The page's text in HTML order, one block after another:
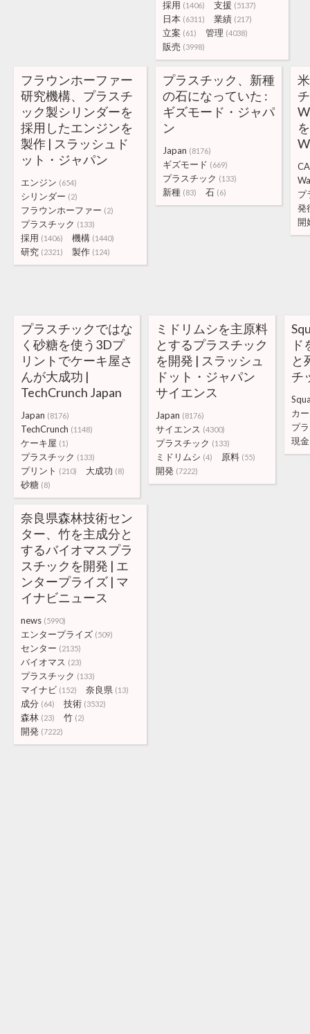
採用 (1406) 支援 (5137)
日本 (6311) 業績 (217)
立案 (61) 管理 (4038)
販売 (3998)
フラウンホーファー
研究機構、プラスチ
ック製シリンダーを
採用したエンジンを
製作 | スラッシュド
ット・ジャパン
エンジン (654)
シリンダー (2)
フラウンホーファー (2)
プラスチック (133)
採用 (1406) 機構 (1440)
研究 (2321) 製作 (124)
プラスチック、新種
の石になっていた :
ギズモード・ジャパ
ン
Japan (8176)
ギズモード (669)
プラスチック (133)
新種 (83) 石 (6)
プ
発
開
プラスチックではな
く砂糖を使う3Dプ
リントでケーキ屋さ
んが大成功 |
TechCrunch Japan
Japan (8176)
TechCrunch (1148)
ケーキ屋 (1)
プラスチック (133)
プリント (210) 大成功 (8)
砂糖 (8)
ミドリムシを主原料
とするプラスチック
を開発 | スラッシュ
ドット・ジャパン
サイエンス
Japan (8176)
サイエンス (4300)
プラスチック (133)
ミドリムシ (4) 原料 (55)
開発 (7222)
と
チ
カ
プ
現金
奈良県森林技術セン
ター、竹を主成分と
するバイオマスプラ
スチックを開発 | エ
ンタープライズ | マ
イナビニュース
news (5990)
エンタープライズ (509)
センター (2135)
バイオマス (23)
プラスチック (133)
マイナビ (152) 奈良県 (13)
成分 (64) 技術 (3532)
森林 (23) 竹 (2)
開発 (7222)